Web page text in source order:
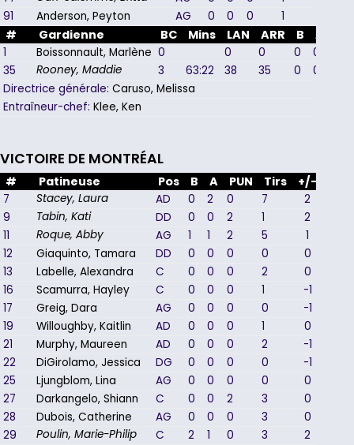
91
Anderson, Peyton AG 0 0 0 1
# Gardienne BC Mins LAN ARR B A
1 Boissonnault, Marlène 0 0 0 0 0
35
Rooney, Maddie 3 63:22 38 35 0 0
Directrice générale: Caruso, Melissa
Entraîneur-chef: Klee, Ken
VICTOIRE DE MONTRÉAL
# Patineuse Pos B A PUN Tirs +/-
7 Stacey, Laura AD 0 2 0 7
2
9
Tabin, Kati DD 0 0 2 1
2
11
Roque, Abby AG 1 1 2 5
1
12
Giaquinto, Tamara DD 0 0 0 0
0
13
Labelle, Alexandra C 0 0 0 2
0
16
Scamurra, Hayley C 0 0 0 1
-1
17
Greig, Dara AG 0 0 0 0
-1
19
Willoughby, Kaitlin AD 0 0 0 1
0
21
Murphy, Maureen AD 0 0 0 2
-1
22
DiGirolamo, Jessica DG 0 0 0 0
-1
25
Ljungblom, Lina AG 0 0 0 0
0
27
Darkangelo, Shiann C 0 0 2 3
0
28
Dubois, Catherine AG 0 0 0 3
0
29
Poulin, Marie-Philip C 2 1 0 3 2